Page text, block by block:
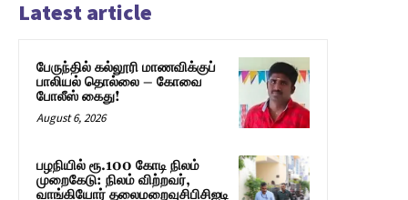
Latest article
பேருந்தில் கல்லூரி மாணவிக்குப்
பாலியல் தொல்லை – கோவை
போலீஸ் கைது!
August 6, 2026
பழநியில் ரூ.100 கோடி நிலம்
முறைகேடு: நிலம் விற்றவர்,
வாங்கியோர் தலைமறைவுசிபிசிஐடி